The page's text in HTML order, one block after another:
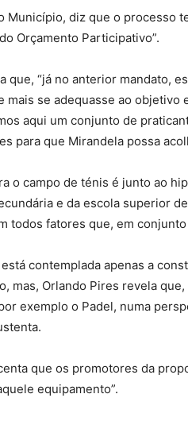
Município, diz que o processo
Orçamento Participativo”.
que, “já no anterior mandato,
mais se adequasse ao
aqui um conjunto de
para que Mirandela possa
o campo de ténis é junto ao
e da escola superior
todos fatores que, em
contemplada apenas a
mas, Orlando Pires revela
exemplo o Padel, numa
que os promotores da
equipamento”.